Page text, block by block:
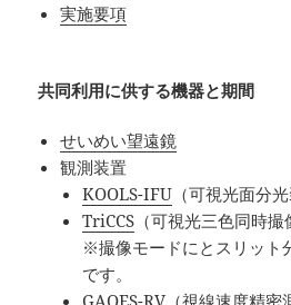
実施要項
共同利用に供する機器と期間
せいめい望遠鏡
観測装置
KOOLS-IFU （可視光面分光
TriCCS （可視光三色同時撮
※撮像モードにとスリット
です。